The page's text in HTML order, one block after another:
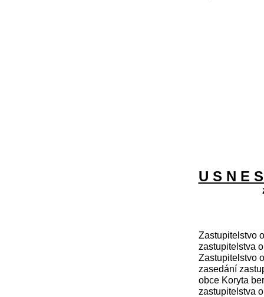
U S N E
Zastupitelstvo
zastupitelstva
Zastupitelstvo
zasedání
obce Koryta
zastupitelstva